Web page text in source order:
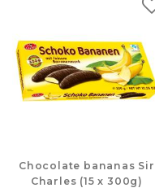
Chocolate bananas Sir
Charles (15 x 300g)